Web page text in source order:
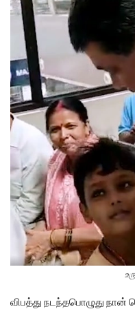
விபத்து நடந்தபொழுது